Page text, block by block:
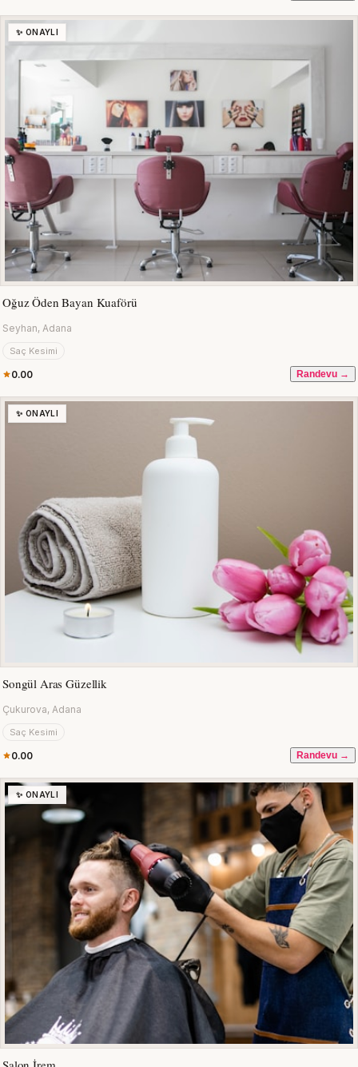
✨ ONAYLI
Oğuz Öden Bayan Kuaförü
Seyhan, Adana
Saç Kesimi
0.00 Randevu →
✨ ONAYLI
Songül Aras Güzellik
Çukurova, Adana
Saç Kesimi
0.00 Randevu →
✨ ONAYLI